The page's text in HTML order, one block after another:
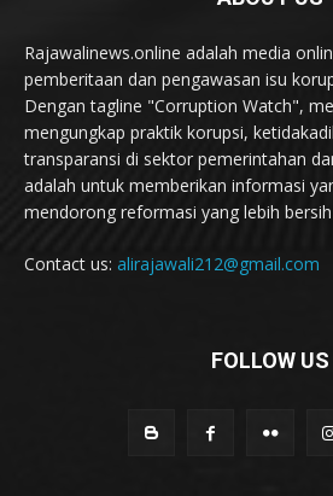
Rajawalinews.online adalah media
pemberitaan dan pengawasan isu
Dengan tagline "Corruption Watch",
mengungkap praktik korupsi,
transparansi di sektor pemerintahan
adalah untuk memberikan informasi
mendorong reformasi yang lebih
Contact us: alirajawali212@gmail.com
FOLLOW US